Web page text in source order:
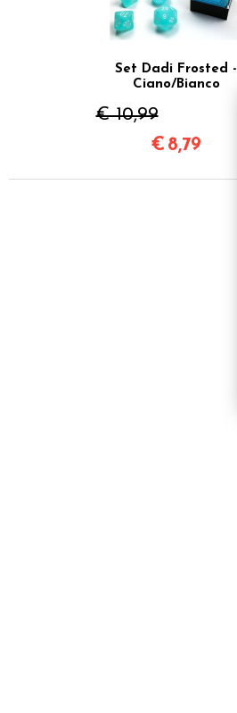
Set Dadi Frosted -
Ciano/Bianco
€ 10,99
€ 8,79